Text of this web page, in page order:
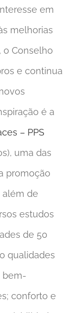
em
melhorias
o Conselho
e continua
é a
– PPS
uma das
promoção
além de
estudos
de 50
qualidades
bem-
conforto e